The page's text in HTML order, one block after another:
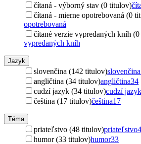
čítaná - výborný stav (0 titulov)
čítaná - mierne opotrebovaná (0
opotrebovaná
čítané verzie vypredaných kníh
vypredaných kníh
Jazyk
slovenčina (142 titulov)slovenčina
angličtina (34 titulov)angličtina34
cudzí jazyk (34 titulov)cudzí jazyk
čeština (17 titulov)čeština17
Téma
priateľstvo (48 titulov)priateľstvo
humor (33 titulov)humor33